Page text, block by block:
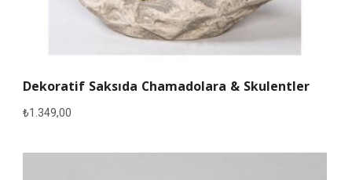
Dekoratif Saksıda Chamadolara & Skulentler
₺1.349,00